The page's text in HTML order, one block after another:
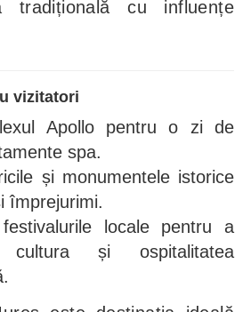
tradițională cu influențe
vizitatori
Apollo pentru o zi de
spa.
și monumentele istorice
împrejurimi.
locale pentru a
cultura și ospitalitatea